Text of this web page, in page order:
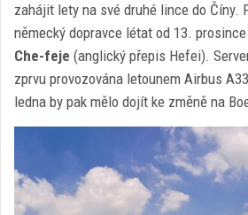
zahájit lety na své druhé lince do Číny.
německý dopravce létat od 13.
Che-feje (anglický přepis Hefei).
zprvu provozována letounem Airbus
ledna by pak mělo dojít ke změně na